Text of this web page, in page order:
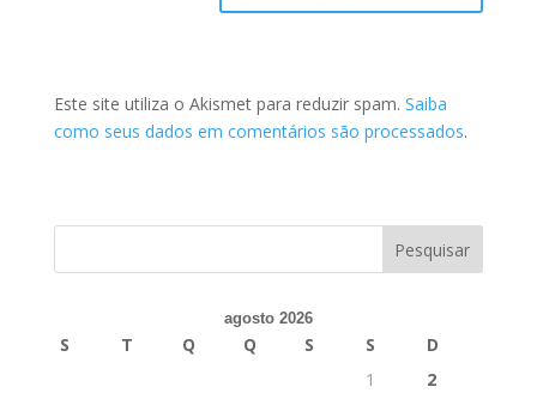
Este site utiliza o Akismet para reduzir spam. Saiba
como seus dados em comentários são processados.
agosto 2026
S T Q Q S S
D
1
2